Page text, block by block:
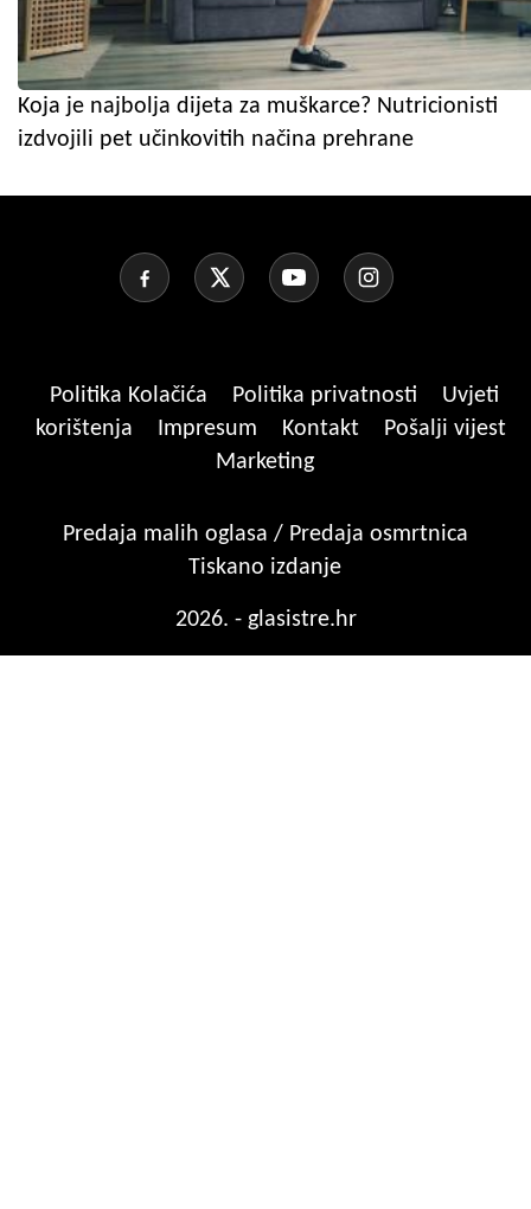
Koja je najbolja dijeta za muškarce? Nutricionisti
izdvojili pet učinkovitih načina prehrane
Politika Kolačića Politika privatnosti
Uvjeti
korištenja
Impresum Kontakt
Pošalji vijest
Marketing
Predaja malih oglasa / Predaja osmrtnica
Tiskano izdanje
2026. - glasistre.hr